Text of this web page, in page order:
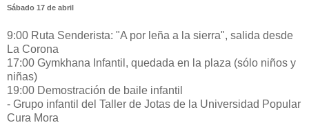
Sábado 17 de abril
9:00 Ruta Senderista: "A por leña a la sierra", salida desde
La Corona
17:00 Gymkhana Infantil, quedada en la plaza (sólo niños y
niñas)
19:00 Demostración de baile infantil
- Grupo infantil del Taller de Jotas de la Universidad Popular
Cura Mora